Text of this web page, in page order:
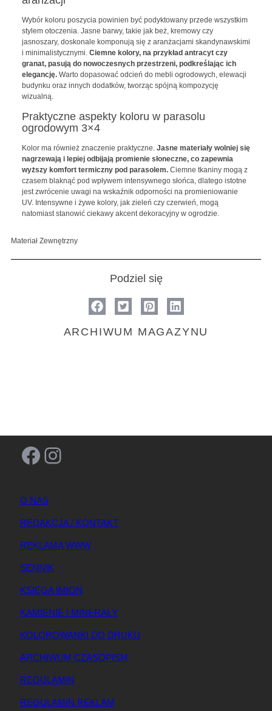
Wybór koloru poszycia powinien być podyktowany przede wszystkim
stylem otoczenia. Jasne barwy, takie jak beż, kremowy czy
jasnoszary, doskonale komponują się z aranżacjami skandynawskimi
i minimalistycznymi. Ciemne kolory, na przykład antracyt czy
granat, pasują do nowoczesnych przestrzeni, podkreślając ich
elegancję.Warto dopasować odcień do mebli ogrodowych, elewacji
budynku oraz innych dodatków, tworząc spójną kompozycję
wizualną.
Praktyczne aspekty koloru w parasolu
ogrodowym 3×4
Kolor ma również znaczenie praktyczne. Jasne materiały wolniej się
nagrzewają i lepiej odbijają promienie słoneczne, co zapewnia
wyższy komfort termiczny pod parasolem.Ciemne tkaniny mogą z
czasem blaknąć pod wpływem intensywnego słońca, dlatego istotne
jest zwrócenie uwagi na wskaźnik odporności na promieniowanie
UV. Intensywne i żywe kolory, jak zieleń czy czerwień, mogą
natomiast stanowić ciekawy akcent dekoracyjny w ogrodzie.
Materiał Zewnętrzny
Podziel się
ARCHIWUM MAGAZYNU
Facebook Instagram
O NAS
REDAKCJA / KONTAKT
REKLAMA WWW
SENNIK
KSIĘGA IMION
KAMIENIE I MINERAŁY
KOLOROWANKI DO DRUKU
ARCHIWUM CZASOPISM
REGULAMIN
REGULAMIN REKLAM